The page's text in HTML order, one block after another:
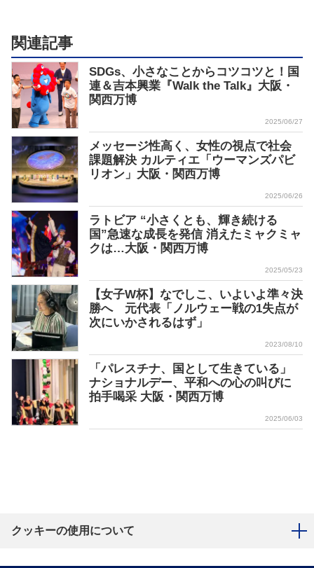
関連記事
SDGs、小さなことからコツコツと！国
連＆吉本興業『Walk the Talk』大阪・
関西万博
2025/06/27
メッセージ性高く、女性の視点で社会
課題解決 カルティエ「ウーマンズパビ
リオン」大阪・関西万博
2025/06/26
ラトビア “小さくとも、輝き続ける
国”急速な成長を発信 消えたミャクミャ
クは…大阪・関西万博
2025/05/23
【女子W杯】なでしこ、いよいよ準々決
勝へ 元代表「ノルウェー戦の1失点が
次にいかされるはず」
2023/08/10
「パレスチナ、国として生きている」
ナショナルデー、平和への心の叫びに
拍手喝采 大阪・関西万博
2025/06/03
クッキーの使用について